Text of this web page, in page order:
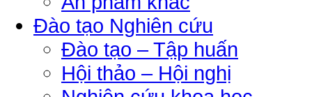
Đào tạo Nghiên cứu
Đào tạo – Tập huấn
Hội thảo – Hội nghị